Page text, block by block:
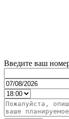
Введите ваш